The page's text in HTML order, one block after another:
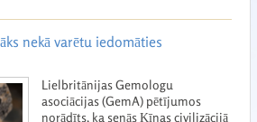
nekā varētu iedomāties
Lielbritānijas Gemologu
asociācijas (GemA) pētījumos
norādīts, ka senās Ķīnas civilizācijā